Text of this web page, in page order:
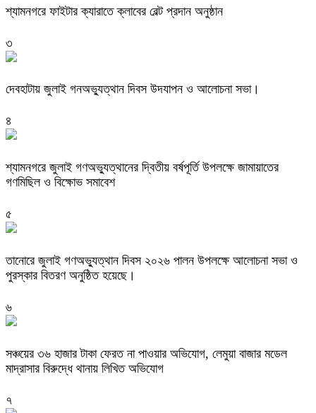
শ্যামনগরে ফাইটার ক্যারাতে ক্লাবের বেল্ট প্রদান অনুষ্ঠান
৩
দেবহাটায় জুলাই গনঅভ্যুত্থান দিবস উদযাপন ও আলোচনা সভা।
৪
শ্যামনগরে জুলাই গণঅভ্যুত্থানের দ্বিতীয় বর্ষপূর্তি উপলক্ষে জামায়াতের
গণমিছিল ও বিক্ষোভ সমাবেশ
৫
তানোরে জুলাই গণঅভ্যুত্থান দিবস ২০২৬ পালন উপলক্ষে আলোচনা সভা ও
পুরস্কার বিতরণ অনুষ্ঠিত হয়েছে।
৬
সঞ্চয়ের ৩৬ হাজার টাকা ফেরত না পাওয়ার অভিযোগ, লেমুয়া বাজার মডেল
মাদ্রাসার বিরুদ্ধে থানায় লিখিত অভিযোগ
৭